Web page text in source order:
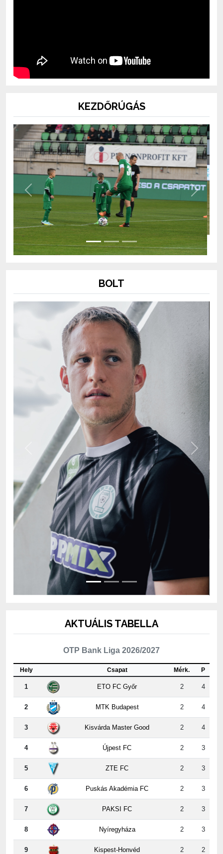
KEZDŐRÚGÁS
Previous Next
OTP Bank Liga 2026/2027
Csapat
1 ETO FC Győr 2 4
2 MTK Budapest 2 4
3 Kisvárda Master Good 2 4
4 Újpest FC 2 3
5 ZTE FC 2 3
6 Puskás Akadémia FC 2 3
7 PAKSI FC 2 3
8 Nyíregyháza 2 3
9 Kispest-Honvéd 2 2
10 Vasas 2 2